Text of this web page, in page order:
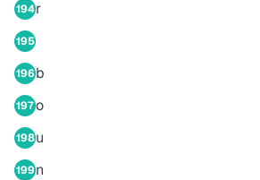
194r
195
196b
197o
198u
199n